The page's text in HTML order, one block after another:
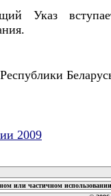
Указ
2009
или частичном